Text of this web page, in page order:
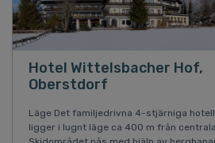
Hotel Wittelsbacher Hof,
Oberstdorf
Läge Det familjedrivna 4-stjärniga
ligger i lugnt läge ca 400 m från